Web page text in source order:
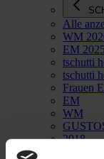
Alle
WM
EM
tschutti
tschutti
Frauen
EM
WM
2018